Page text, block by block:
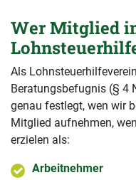
Wer Mitglied
Als
Beratungsbefugnis (§ 4
genau festlegt, wen wir
Mitglied aufnehmen,
erzielen als:
Arbeitnehmer